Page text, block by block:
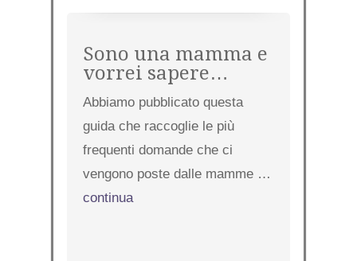
Sono una mamma e
vorrei sapere…
Abbiamo pubblicato questa
guida che raccoglie le più
frequenti domande che ci
vengono poste dalle mamme …
continua